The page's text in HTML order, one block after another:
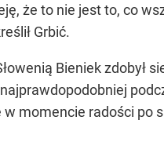
że to nie jest to, co
Grbić.
Bieniek zdobył
w momencie radości po